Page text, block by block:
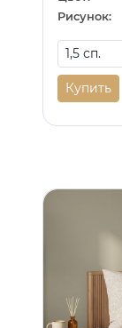
Рисунок:
Купить